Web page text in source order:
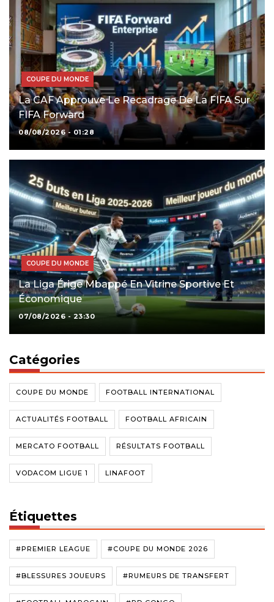
COUPE DU MONDE
La CAF Approuve Le Recadrage De La FIFA Sur
FIFA Forward
08/08/2026 - 01:28
COUPE DU MONDE
La Liga Érige Mbappé En Vitrine Sportive Et
Économique
07/08/2026 - 23:30
Catégories
COUPE DU MONDE FOOTBALL INTERNATIONAL
ACTUALITÉS FOOTBALL FOOTBALL AFRICAIN
MERCATO FOOTBALL RÉSULTATS FOOTBALL
VODACOM LIGUE 1 LINAFOOT
Étiquettes
#PREMIER LEAGUE #COUPE DU MONDE 2026
#BLESSURES JOUEURS #RUMEURS DE TRANSFERT